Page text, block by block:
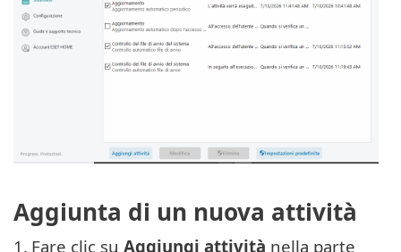
Aggiunta di un nuova attività
1. Fare clic su Aggiungi attività nella parte